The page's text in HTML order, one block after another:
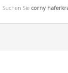
Suchen Sie corny